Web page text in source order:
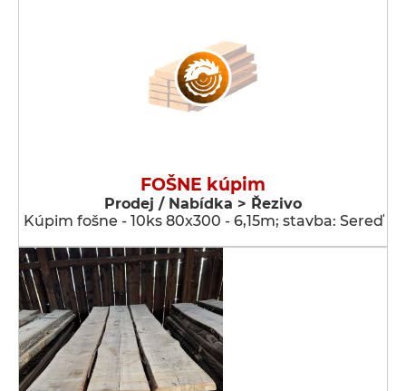
FOŠNE kúpim
Prodej / Nabídka > Řezivo
Kúpim fošne - 10ks 80x300 - 6,15m; stavba: Sereď